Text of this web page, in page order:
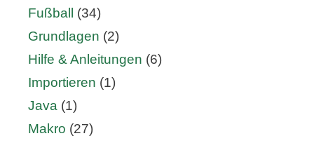
Fußball (34)
Grundlagen (2)
Hilfe & Anleitungen (6)
Importieren (1)
Java (1)
Makro (27)